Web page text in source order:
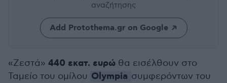
αναζήτησης
Add Protothema.gr on Google
«Ζεστά» 440 εκατ. ευρώ θα εισέλθουν στο
Ταμείο του ομίλου Olympia συμφερόντων του